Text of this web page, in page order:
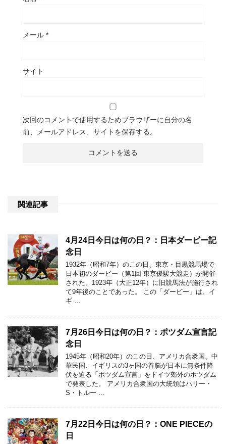
メール *
サイト
次回のコメントで使用するためブラウザーに自分の名
前、メールアドレス、サイトを保存する。
関連記事
4月24日今日は何の日？：日本ダービー記
念日
1932年（昭和7年）のこの日、東京・目黒競馬場で
日本初のダービー（第1回 東京優駿大競走）が開催
された。1923年（大正12年）に旧競馬法が施行され
て9年後のことであった。 この「ダービー」は、イ
ギ …
7月26日今日は何の日？：ポツダム宣言記
念日
1945年（昭和20年）のこの日、アメリカ合衆国、中
華民国、イギリスの3ヶ国の首脳が日本に無条件降
伏を迫る「ポツダム宣言」をドイツ郊外のポツダム
で発表した。 アメリカ合衆国の大統領はハリー・
S・トルー …
7月22日今日は何の日？：ONE PIECEの
日